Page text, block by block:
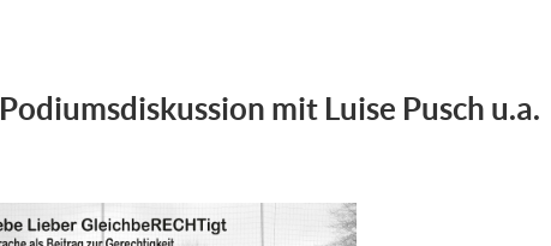
Podiumsdiskussion mit Luise Pusch u.a.